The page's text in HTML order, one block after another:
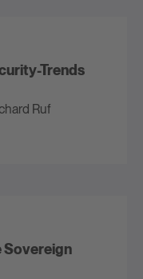
Trends
Ruf
Sovereign